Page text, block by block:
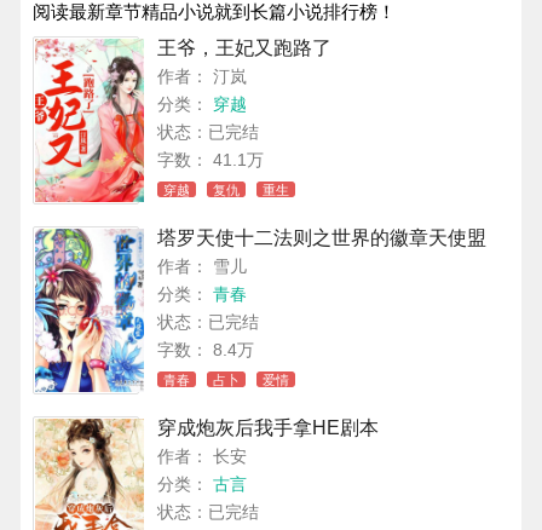
阅读最新章节精品小说就到长篇小说排行榜！
王爷，王妃又跑路了
作者： 汀岚
分类： 穿越
状态：已完结
字数： 41.1万
穿越 复仇 重生
塔罗天使十二法则之世界的徽章天使盟
作者： 雪儿
分类： 青春
状态：已完结
字数： 8.4万
青春 占卜 爱情
穿成炮灰后我手拿HE剧本
作者： 长安
分类： 古言
状态：已完结